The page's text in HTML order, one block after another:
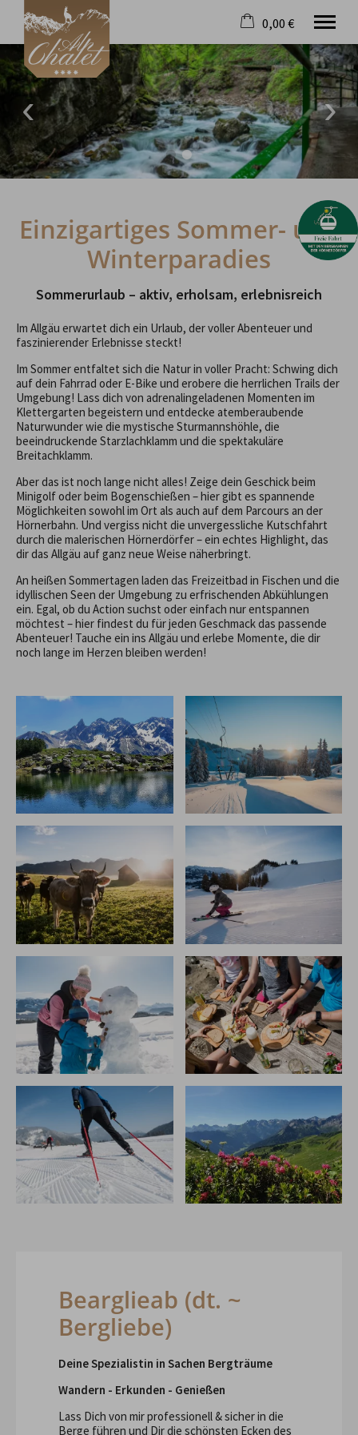
23. bis 30. August
2 Erwachsene
Willkommen
Angebote
Wellness
Tel.08326 9300
0,00 €
×
Warenkorb ist leer
Einzigartiges Sommer- und
Winterparadies
Sommerurlaub – aktiv, erholsam, erlebnisreich
Im Allgäu erwartet dich ein Urlaub, der voller Abenteuer und
faszinierender Erlebnisse steckt!
Im Sommer entfaltet sich die Natur in voller Pracht: Schwing dich
auf dein Fahrrad oder E-Bike und erobere die herrlichen Trails der
Umgebung! Lass dich von adrenalingeladenen Momenten im
Klettergarten begeistern und entdecke atemberaubende
Naturwunder wie die mystische Sturmannshöhle, die
beeindruckende Starzlachklamm und die spektakuläre
Breitachklamm.
Aber das ist noch lange nicht alles! Zeige dein Geschick beim
Minigolf oder beim Bogenschießen – hier gibt es spannende
Möglichkeiten sowohl im Ort als auch auf dem Parcours an der
Hörnerbahn. Und vergiss nicht die unvergessliche Kutschfahrt
durch die malerischen Hörnerdörfer – ein echtes Highlight, das
dir das Allgäu auf ganz neue Weise näherbringt.
An heißen Sommertagen laden das Freizeitbad in Fischen und die
idyllischen Seen der Umgebung zu erfrischenden Abkühlungen
ein. Egal, ob du Action suchst oder einfach nur entspannen
möchtest – hier findest du für jeden Geschmack das passende
Abenteuer! Tauche ein ins Allgäu und erlebe Momente, die dir
noch lange im Herzen bleiben werden!
Bearglieab (dt. ~
Bergliebe)
Deine Spezialistin in Sachen Bergträume
Wandern - Erkunden - Genießen
Lass Dich von mir professionell & sicher in die
Berge führen und Dir die schönsten Ecken des